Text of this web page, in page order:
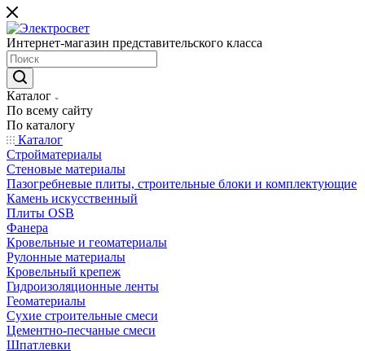
Интернет-магазин представительского класса
Каталог
По всему сайту
По каталогу
Каталог
Стройматериалы
Стеновые материалы
Пазогребневые плиты, строительные блоки и комплектующие
Камень искусственный
Плиты OSB
Фанера
Кровельные и геоматериалы
Рулонные материалы
Кровельный крепеж
Гидроизоляционные ленты
Геоматериалы
Сухие строительные смеси
Цементно-песчаные смеси
Шпатлевки